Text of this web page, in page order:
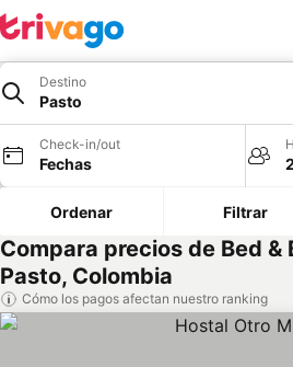
Destino
Pasto
Check-in/out
Fechas
Ordenar Filtrar
Compara precios de Bed &
Pasto, Colombia
Cómo los pagos afectan nuestro ranking